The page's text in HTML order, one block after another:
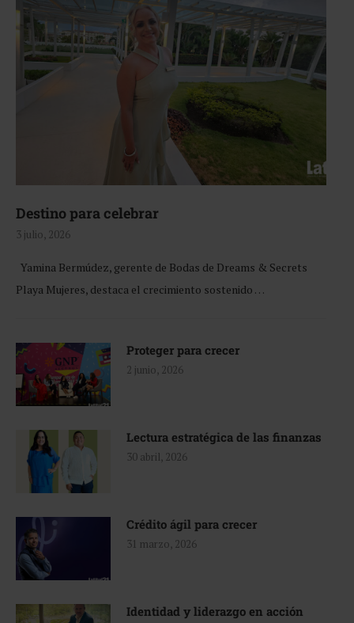
Destino para celebrar
3 julio, 2026
Yamina Bermúdez, gerente de Bodas de Dreams & Secrets
Playa Mujeres, destaca el crecimiento sostenido …
Proteger para crecer
2 junio, 2026
Lectura estratégica de las finanzas
30 abril, 2026
Crédito ágil para crecer
31 marzo, 2026
Identidad y liderazgo en acción